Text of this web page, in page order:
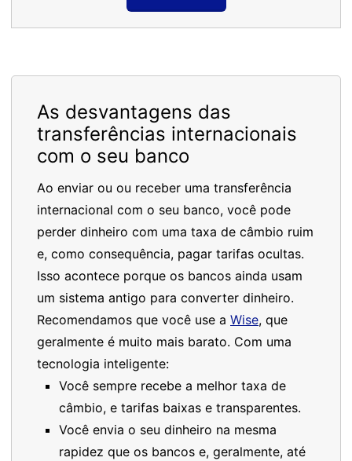
As desvantagens das
transferências internacionais
com o seu banco
Ao enviar ou ou receber uma transferência
internacional com o seu banco, você pode
perder dinheiro com uma taxa de câmbio ruim
e, como consequência, pagar tarifas ocultas.
Isso acontece porque os bancos ainda usam
um sistema antigo para converter dinheiro.
Recomendamos que você use a Wise, que
geralmente é muito mais barato. Com uma
tecnologia inteligente:
Você sempre recebe a melhor taxa de
câmbio, e tarifas baixas e transparentes.
Você envia o seu dinheiro na mesma
rapidez que os bancos e, geralmente, até